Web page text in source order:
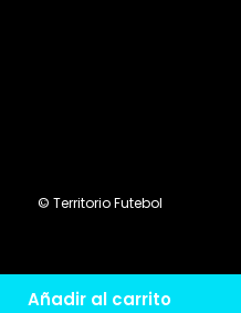
Añadir al carrito
© Territorio Futebol